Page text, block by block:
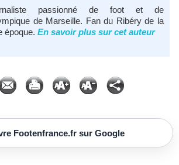
passionné de foot et de
de Marseille. Fan du Ribéry de la
époque. En savoir plus sur cet auteur
Footenfrance.fr sur Google